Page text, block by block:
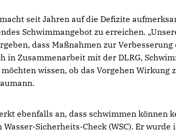
seit Jahren auf die Defizite
Schwimmangebot zu erreichen.
dass Maßnahmen zur
in Zusammenarbeit mit der DLRG,
wissen, ob das Vorgehen Wirkung
ebenfalls an, dass schwimmen können
Sicherheits-Check (WSC). Er